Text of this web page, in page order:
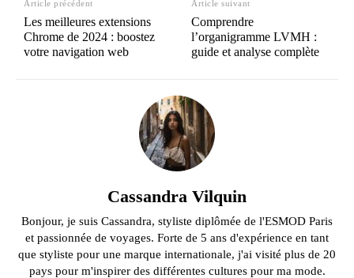
Article précédent
Les meilleures extensions
Chrome de 2024 : boostez
votre navigation web
Article suivant
Comprendre
l’organigramme LVMH :
guide et analyse complète
Cassandra Vilquin
Bonjour, je suis Cassandra, styliste diplômée de l'ESMOD Paris
et passionnée de voyages. Forte de 5 ans d'expérience en tant
que styliste pour une marque internationale, j'ai visité plus de 20
pays pour m'inspirer des différentes cultures pour ma mode.